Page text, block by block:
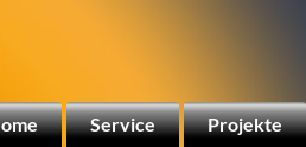
Service Projekte